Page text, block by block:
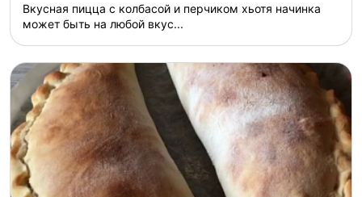
Вкусная пицца с колбасой и перчиком хьотя начинка
может быть на любой вкус...